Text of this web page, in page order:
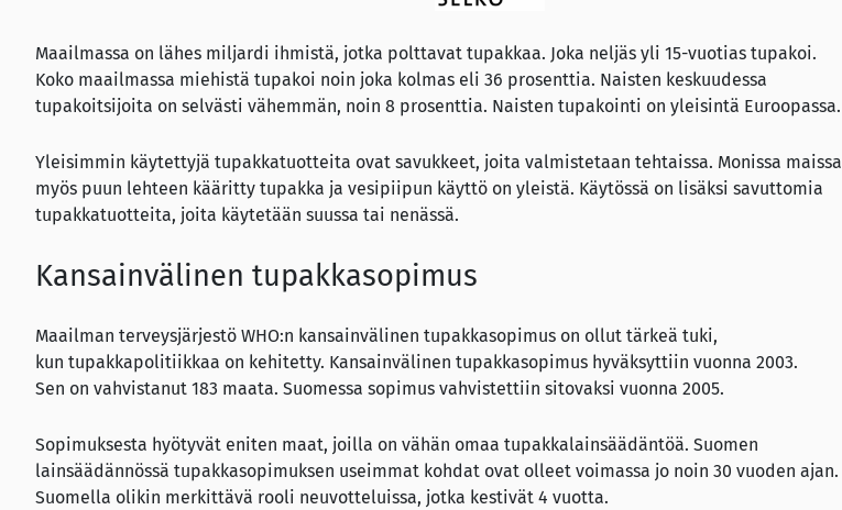
Maailmassa on lähes miljardi ihmistä, jotka polttavat tupakkaa. Joka neljäs yli 15-vuotias tupakoi.
Koko maailmassa miehistä tupakoi noin joka kolmas eli 36 prosenttia. Naisten keskuudessa
tupakoitsijoita on selvästi vähemmän, noin 8 prosenttia. Naisten tupakointi on yleisintä Euroopassa.
Yleisimmin käytettyjä tupakkatuotteita ovat savukkeet, joita valmistetaan tehtaissa. Monissa maissa
myös puun lehteen kääritty tupakka ja vesipiipun käyttö on yleistä. Käytössä on lisäksi savuttomia
tupakkatuotteita, joita käytetään suussa tai nenässä.
Kansainvälinen tupakkasopimus
Maailman terveysjärjestö WHO:n kansainvälinen tupakkasopimus on ollut tärkeä tuki,
kun tupakkapolitiikkaa on kehitetty. Kansainvälinen tupakkasopimus hyväksyttiin vuonna 2003.
Sen on vahvistanut 183 maata. Suomessa sopimus vahvistettiin sitovaksi vuonna 2005.
Sopimuksesta hyötyvät eniten maat, joilla on vähän omaa tupakkalainsäädäntöä. Suomen
lainsäädännössä tupakkasopimuksen useimmat kohdat ovat olleet voimassa jo noin 30 vuoden ajan.
Suomella olikin merkittävä rooli neuvotteluissa, jotka kestivät 4 vuotta.